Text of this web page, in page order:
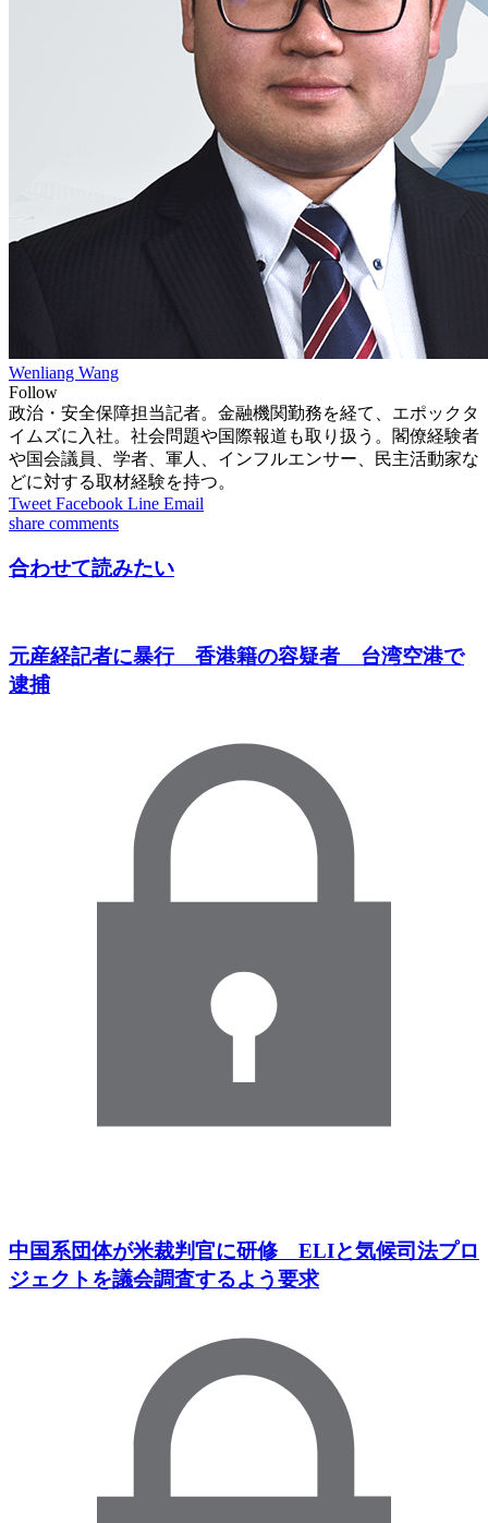
Wenliang Wang
Follow
政治・安全保障担当記者。金融機関勤務を経て、エポックタ
イムズに入社。社会問題や国際報道も取り扱う。閣僚経験者
や国会議員、学者、軍人、インフルエンサー、民主活動家な
どに対する取材経験を持つ。
Tweet Facebook Line Email
share comments
合わせて読みたい
元産経記者に暴行 香港籍の容疑者 台湾空港で
逮捕
中国系団体が米裁判官に研修 ELIと気候司法プロ
ジェクトを議会調査するよう要求